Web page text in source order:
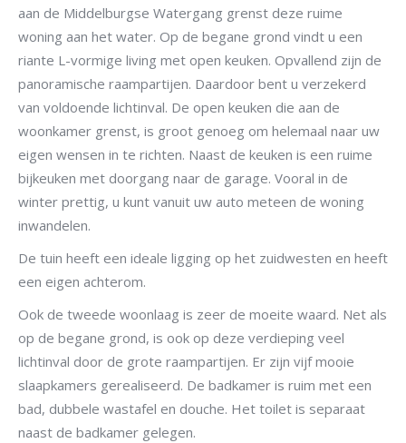
aan de Middelburgse Watergang grenst deze ruime
woning aan het water. Op de begane grond vindt u een
riante L-vormige living met open keuken. Opvallend zijn de
panoramische raampartijen. Daardoor bent u verzekerd
van voldoende lichtinval. De open keuken die aan de
woonkamer grenst, is groot genoeg om helemaal naar uw
eigen wensen in te richten. Naast de keuken is een ruime
bijkeuken met doorgang naar de garage. Vooral in de
winter prettig, u kunt vanuit uw auto meteen de woning
inwandelen.
De tuin heeft een ideale ligging op het zuidwesten en heeft
een eigen achterom.
Ook de tweede woonlaag is zeer de moeite waard. Net als
op de begane grond, is ook op deze verdieping veel
lichtinval door de grote raampartijen. Er zijn vijf mooie
slaapkamers gerealiseerd. De badkamer is ruim met een
bad, dubbele wastafel en douche. Het toilet is separaat
naast de badkamer gelegen.